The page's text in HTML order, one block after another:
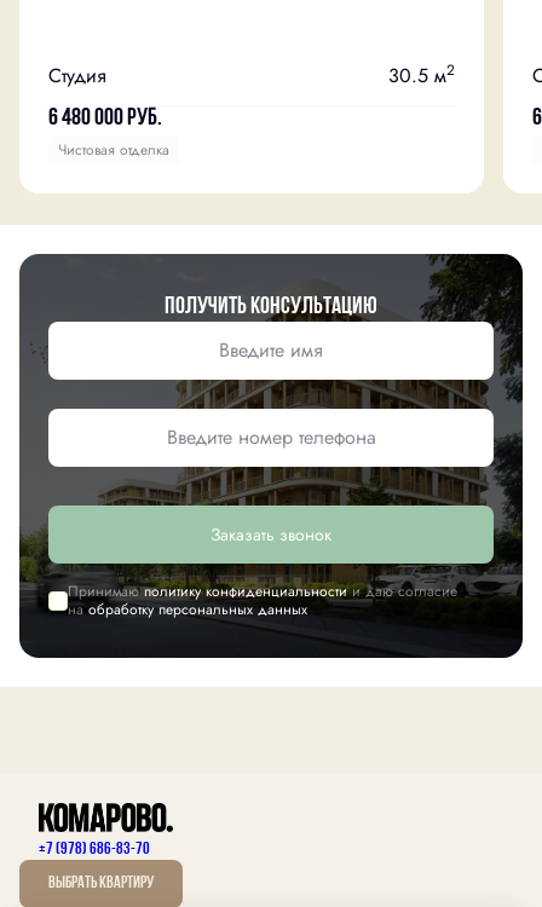
Студия 30.5 м2
6 480 000руб.
Чистовая отделка
Получить консультацию
Заказать звонок
Принимаюполитику конфиденциальностии даю согласие
наобработку персональных данных
+7 (978) 686-83-70
Выбрать квартиру